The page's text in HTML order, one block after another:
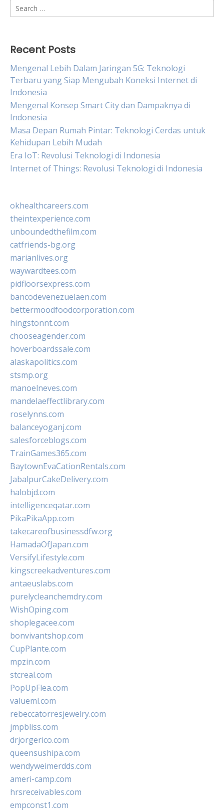
Search
for:
Recent Posts
Mengenal Lebih Dalam Jaringan 5G: Teknologi
Terbaru yang Siap Mengubah Koneksi Internet di
Indonesia
Mengenal Konsep Smart City dan Dampaknya di
Indonesia
Masa Depan Rumah Pintar: Teknologi Cerdas untuk
Kehidupan Lebih Mudah
Era IoT: Revolusi Teknologi di Indonesia
Internet of Things: Revolusi Teknologi di Indonesia
okhealthcareers.com
theintexperience.com
unboundedthefilm.com
catfriends-bg.org
marianlives.org
waywardtees.com
pidfloorsexpress.com
bancodevenezuelaen.com
bettermoodfoodcorporation.com
hingstonnt.com
chooseagender.com
hoverboardssale.com
alaskapolitics.com
stsmp.org
manoelneves.com
mandelaeffectlibrary.com
roselynns.com
balanceyoganj.com
salesforceblogs.com
TrainGames365.com
BaytownEvaCationRentals.com
JabalpurCakeDelivery.com
halobjd.com
intelligenceqatar.com
PikaPikaApp.com
takecareofbusinessdfw.org
HamadaOfJapan.com
VersifyLifestyle.com
kingscreekadventures.com
antaeuslabs.com
purelycleanchemdry.com
WishOping.com
shoplegacee.com
bonvivantshop.com
CupPlante.com
mpzin.com
stcreal.com
PopUpFlea.com
valueml.com
rebeccatorresjewelry.com
jmpbliss.com
drjorgerico.com
queensushipa.com
wendyweimerdds.com
ameri-camp.com
hrsreceivables.com
empconst1.com